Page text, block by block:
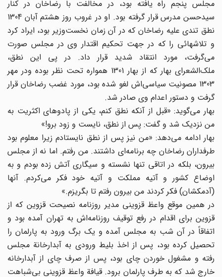
مجلس پنجم راه یافته بود، در مخالفت با رضاخان در کنار
سید‌حسن مدرس قرار گرفته بود. او در غروب روز هشتم آبان 1304
نطق تندی علیه رضاخان که در آن زمان نخست‌وزیر بود، ایراد کرد
و تلاشهائی را که در جهت تحکیم اقتدار وی در مجلس صورت
می‌گرفت، مورد انتقاد شدید قرار داد. در پی این نطق،
ملک‌الشعرای بهار که از بهار 1301 همواره تحت نظر بوده ودر مهر
1303 مصونیت سیاسی‌اش لغو شده بود، مورد غضب رضاخان قرار
گرفت و دستور اعدام وی صادر شد.
بهار می‌گوید: «قبل از آنکه نطق کنم، یکی از پادوهای اکثریت به
من نزدیک شد و گفت: پس از نطق، نایست و زود برو!»
بهار ادامه می‌دهد: ‌«من نیز پس از نطق نایستادم زیرا معلوم بود
طرفداران رضاخان چه برنامه‌ای داشتند. من رفتم. اما نه از مجلس
بیرون، بلکه در اتاقی تنها نشسته و سیگاری آتش زده بودم و به
اوضاع کشور و آتیه مملکت و آتیه خود فکر می‌کردم. آنها
(آدمکشان) فکر کردند من بیرون رفتم تا بگریزم.»
در همین موقع واعظ قزوینی مدیر روزنامه نصیحت قزوین که از
قزوین برای اقدام در رفع توقیف روزنامه‌اش به تهران آمده بود و
اتفاقاً در آن شب به مجلس آمده و یک برگ ورود به پارلمان را
تحصیل کرده بود، پس از اخذ بلیط ورودی به آبدارخانة مجلس
رفته و مشغول خوردن چای بود، پس از صرف چای از آبدارخانه
خارج شد که به طرف پارلمان برود. قیافة واعظ قزوینی بی‌شباهت